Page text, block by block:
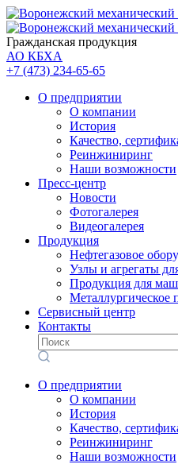
Гражданская продукция
АО КБХА
+7 (473) 234-65-65
О предприятии
О компании
История
Качество,
Реинжиниринг
Наши возможности
Пресс-центр
Новости
Фотогалерея
Видеогалерея
Продукция
Нефтегазовое
Узлы и агрегаты
Продукция для
Металлургическое
Сервисный центр
Контакты
О предприятии
О компании
История
Качество,
Реинжиниринг
Наши возможности